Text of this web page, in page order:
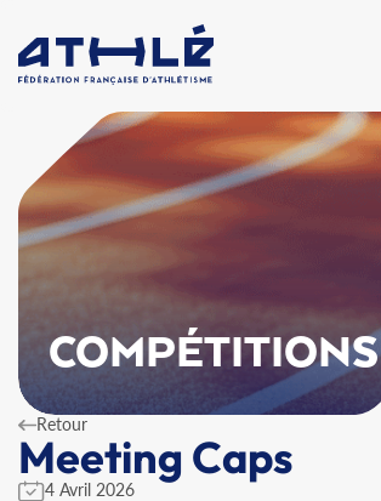
COMPÉTITIONS
Retour
Meeting Caps
4 Avril 2026